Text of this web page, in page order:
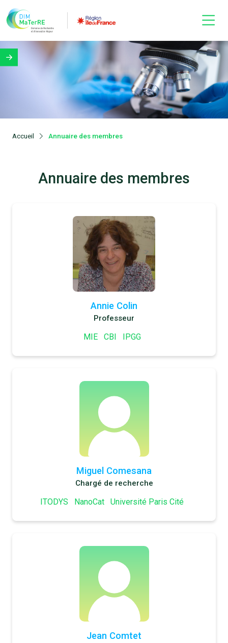
Accueil Annuaire des membres
Annuaire des membres
Annie Colin
Professeur
MIE CBI IPGG
Miguel Comesana
Chargé de recherche
ITODYS NanoCat Université Paris Cité
Jean Comtet